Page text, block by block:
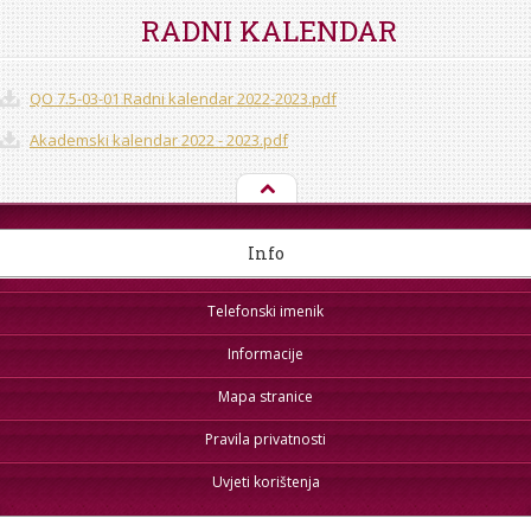
RADNI KALENDAR
QO 7.5-03-01 Radni kalendar 2022-2023.pdf
Akademski kalendar 2022 - 2023.pdf
Info
Telefonski imenik
Informacije
Mapa stranice
Pravila privatnosti
Uvjeti korištenja